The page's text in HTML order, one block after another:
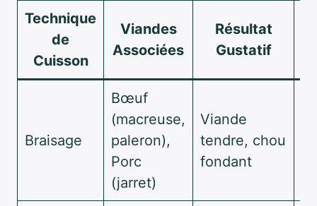
Technique
de
Cuisson
Viandes
Associées
Résultat
Gustatif
Braisage
Bœuf
(macreuse,
paleron),
Porc
(jarret)
Viande
tendre, chou
fondant